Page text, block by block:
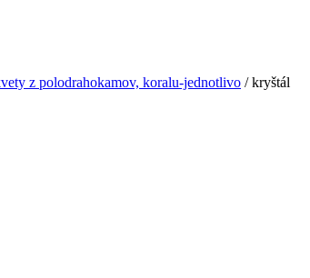
z polodrahokamov, koralu-jednotlivo / kryštál